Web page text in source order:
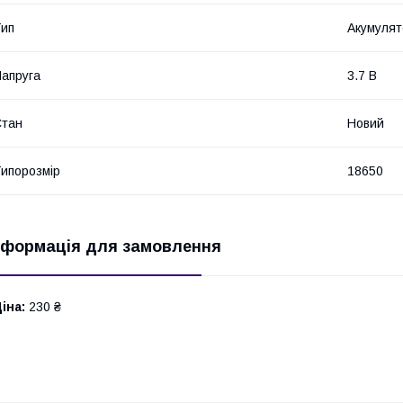
3.7 В
Новий
18650
для замовлення
230 ₴